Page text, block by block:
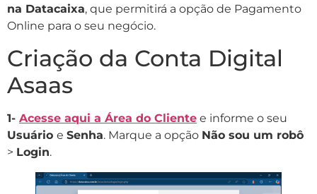
na Datacaixa, que permitirá a opção de Pagamento
Online para o seu negócio.
Criação da Conta Digital
Asaas
1- Acesse aqui a Área do Cliente e informe o seu
Usuário e Senha. Marque a opção Não sou um robô
> Login.